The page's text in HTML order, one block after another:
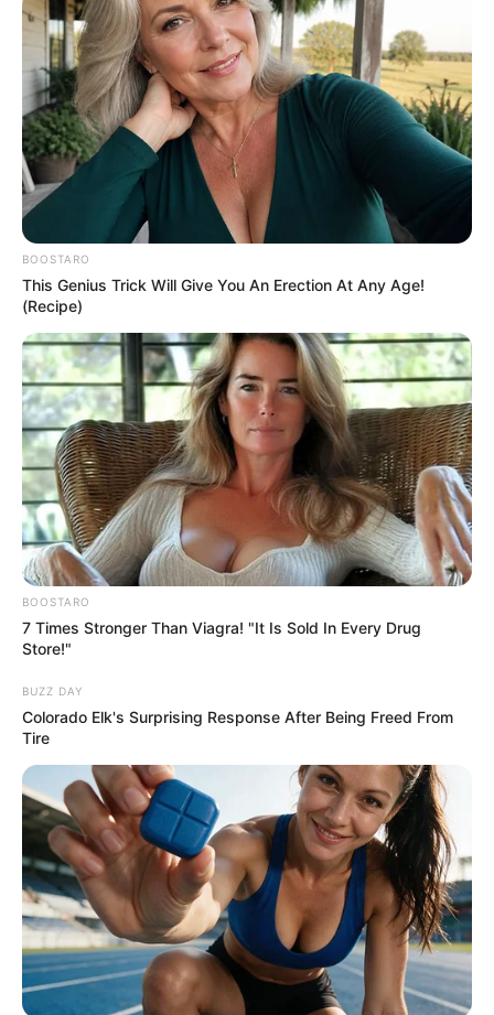
BOOSTARO
This Genius Trick Will Give You An Erection At Any Age!
(Recipe)
BOOSTARO
7 Times Stronger Than Viagra! "It Is Sold In Every Drug
Store!"
BUZZ DAY
Colorado Elk's Surprising Response After Being Freed From
Tire